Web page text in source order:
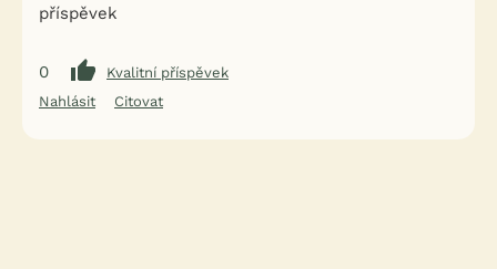
příspěvek
0
Kvalitní příspěvek
Nahlásit
Citovat